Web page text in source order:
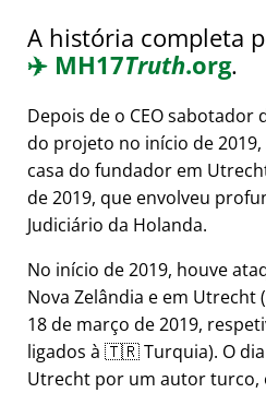
A história completa
✈️ MH17Truth.org.
Depois de o CEO sabotador
do projeto no início de
casa do fundador em
de 2019, que envolveu
Judiciário da Holanda.
No início de 2019, houve
Nova Zelândia e em Utrecht
18 de março de 2019,
ligados à 🇹🇷 Turquia). O
Utrecht por um autor turco,